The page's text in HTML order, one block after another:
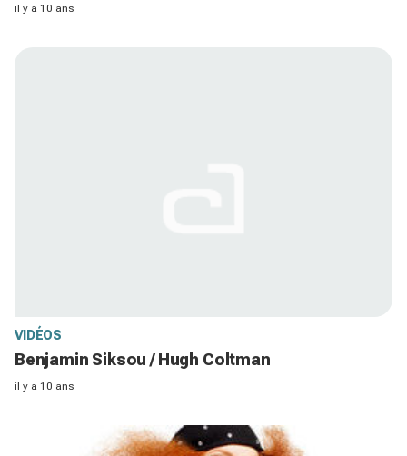
il y a 10 ans
VIDÉOS
Benjamin Siksou / Hugh Coltman
il y a 10 ans